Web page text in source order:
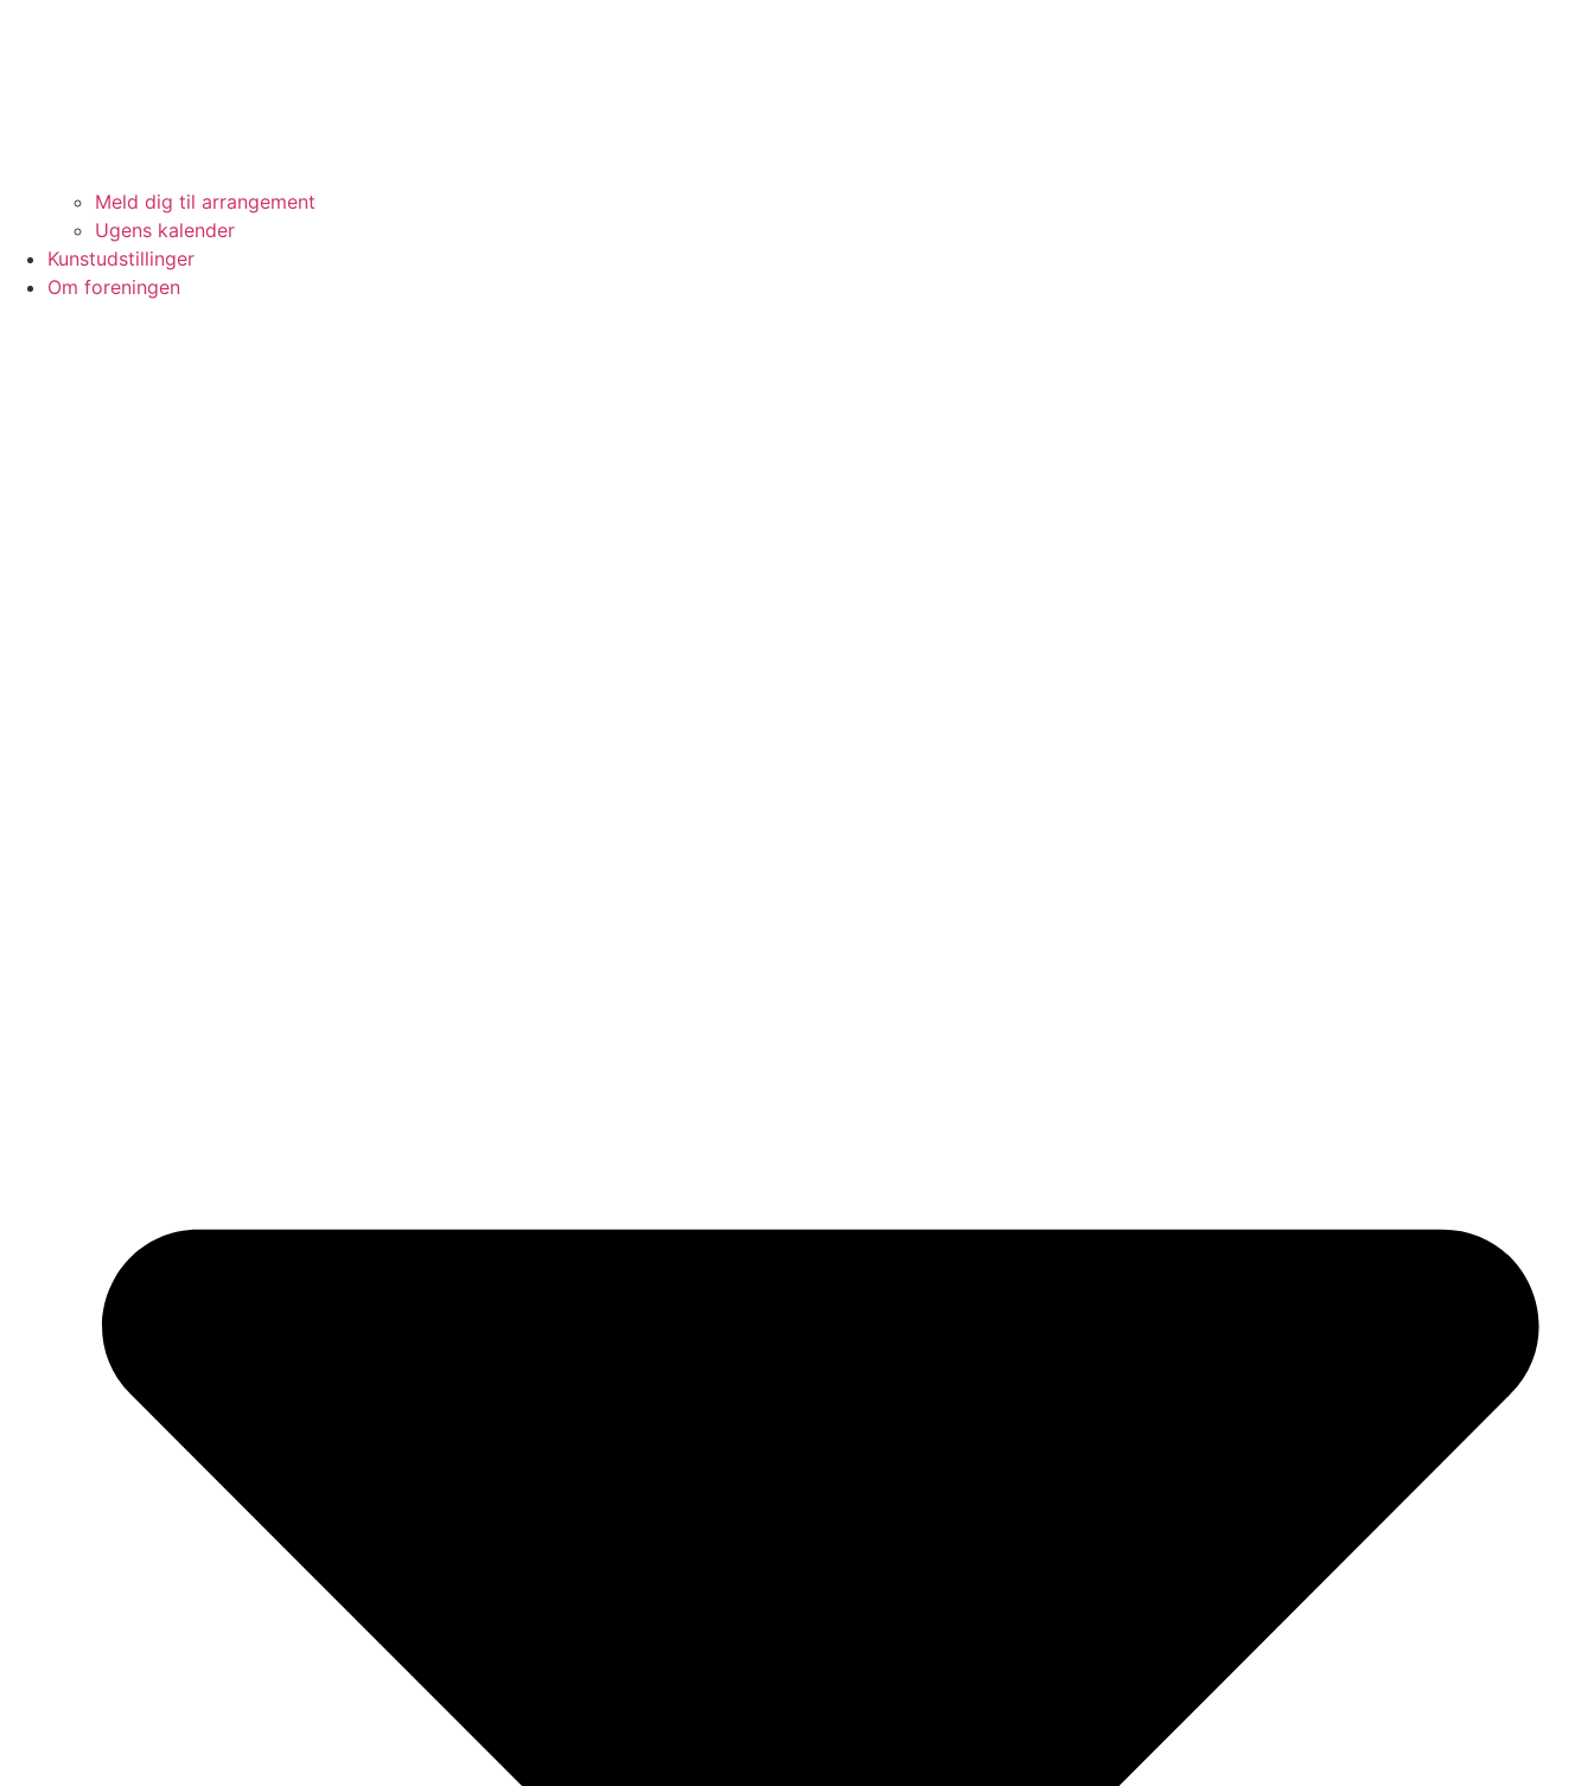
Meld dig til arrangement
Ugens kalender
Kunstudstillinger
Om foreningen